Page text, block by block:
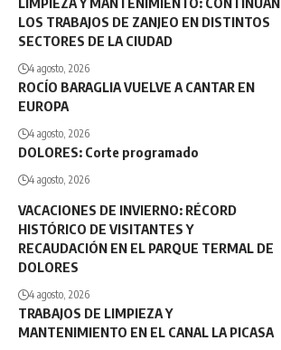
LOS TRABAJOS DE ZANJEO EN DISTINTOS
SECTORES DE LA CIUDAD
4 agosto, 2026
ROCÍO BARAGLIA VUELVE A CANTAR EN
EUROPA
4 agosto, 2026
DOLORES: Corte programado
4 agosto, 2026
VACACIONES DE INVIERNO: RÉCORD
HISTÓRICO DE VISITANTES Y
RECAUDACIÓN EN EL PARQUE TERMAL DE
DOLORES
4 agosto, 2026
TRABAJOS DE LIMPIEZA Y
MANTENIMIENTO EN EL CANAL LA PICASA